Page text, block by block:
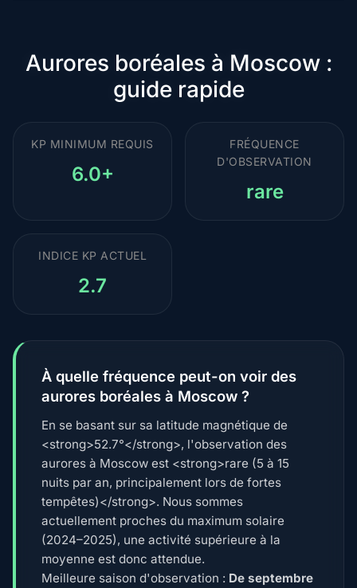
Aurores boréales à Moscow :
guide rapide
KP MINIMUM REQUIS
6.0+
FRÉQUENCE
D'OBSERVATION
rare
INDICE KP ACTUEL
2.7
À quelle fréquence peut-on voir des
aurores boréales à Moscow ?
En se basant sur sa latitude magnétique de
<strong>52.7°</strong>, l'observation des
aurores à Moscow est <strong>rare (5 à 15
nuits par an, principalement lors de fortes
tempêtes)</strong>. Nous sommes
actuellement proches du maximum solaire
(2024–2025), une activité supérieure à la
moyenne est donc attendue.
Meilleure saison d'observation : De septembre